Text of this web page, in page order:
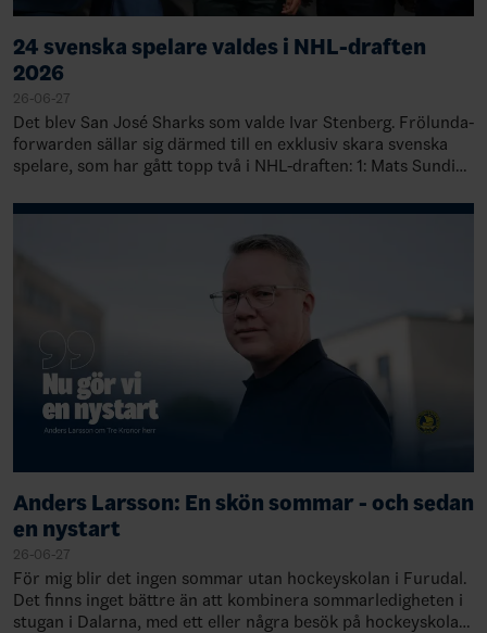
24 svenska spelare valdes i NHL-draften
2026
26-06-27
Det blev San José Sharks som valde Ivar Stenberg. Frölunda-
forwarden sällar sig därmed till en exklusiv skara svenska
spelare, som har gått topp två i NHL-draften: 1: Mats Sundin,
Anders Larsson: En skön sommar - och sedan
en nystart
26-06-27
För mig blir det ingen sommar utan hockeyskolan i Furudal.
Det finns inget bättre än att kombinera sommarledigheten i
stugan i Dalarna, med ett eller några besök på hockeyskolan